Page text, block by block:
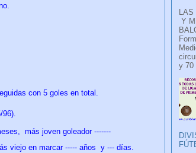
con 5 goles en total.
más joven goleador -------
viejo en marcar ----- años y --- días.
LAS
Y
y 70